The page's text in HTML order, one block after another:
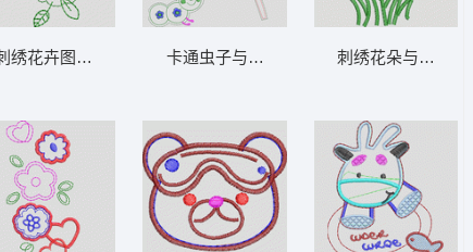
童装章标贴布 刺绣花卉图案设计 卡通童装章标贴布 卡通虫子与花朵图案设计 卡通童装章标贴布